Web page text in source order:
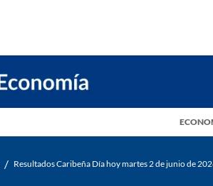
/ Resultados Caribeña Día hoy martes 2 de junio de